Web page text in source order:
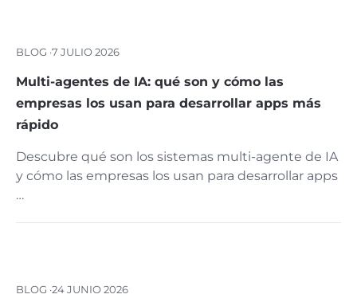
BLOG ·7 JULIO 2026
Multi-agentes de IA: qué son y cómo las
empresas los usan para desarrollar apps más
rápido
Descubre qué son los sistemas multi-agente de IA
y cómo las empresas los usan para desarrollar apps
…
BLOG ·24 JUNIO 2026